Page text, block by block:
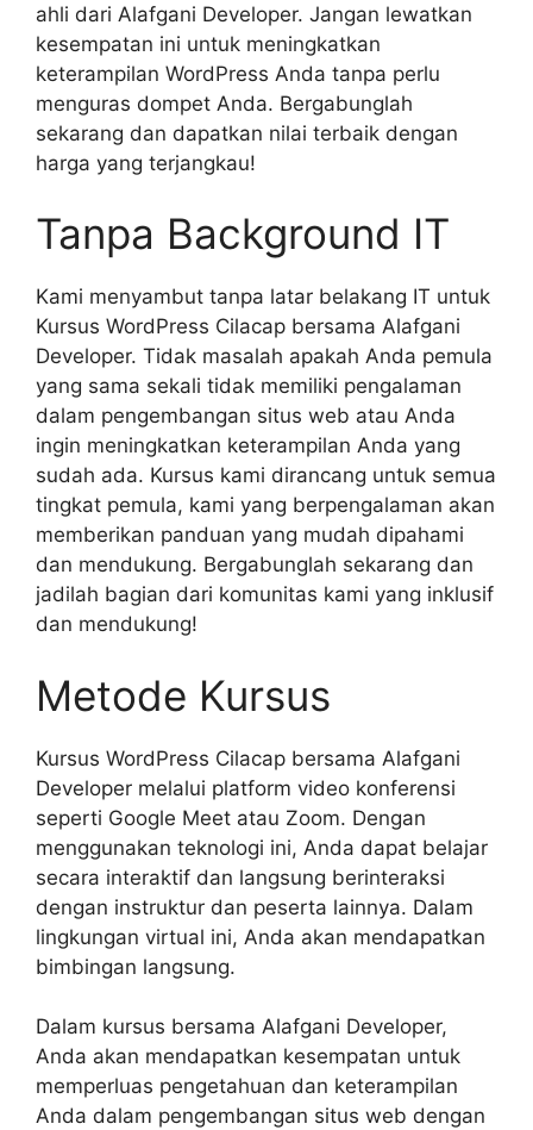
ahli dari Alafgani Developer. Jangan lewatkan
kesempatan ini untuk meningkatkan
keterampilan WordPress Anda tanpa perlu
menguras dompet Anda. Bergabunglah
sekarang dan dapatkan nilai terbaik dengan
harga yang terjangkau!
Tanpa Background IT
Kami menyambut tanpa latar belakang IT untuk
Kursus WordPress Cilacap bersama Alafgani
Developer. Tidak masalah apakah Anda pemula
yang sama sekali tidak memiliki pengalaman
dalam pengembangan situs web atau Anda
ingin meningkatkan keterampilan Anda yang
sudah ada. Kursus kami dirancang untuk semua
tingkat pemula, kami yang berpengalaman akan
memberikan panduan yang mudah dipahami
dan mendukung. Bergabunglah sekarang dan
jadilah bagian dari komunitas kami yang inklusif
dan mendukung!
Metode Kursus
Kursus WordPress Cilacap bersama Alafgani
Developer melalui platform video konferensi
seperti Google Meet atau Zoom. Dengan
menggunakan teknologi ini, Anda dapat belajar
secara interaktif dan langsung berinteraksi
dengan instruktur dan peserta lainnya. Dalam
lingkungan virtual ini, Anda akan mendapatkan
bimbingan langsung.
Dalam kursus bersama Alafgani Developer,
Anda akan mendapatkan kesempatan untuk
memperluas pengetahuan dan keterampilan
Anda dalam pengembangan situs web dengan